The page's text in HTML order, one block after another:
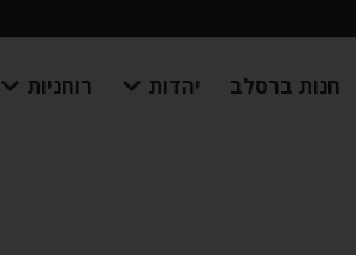
חנות ברסלב יהדות רוחניות